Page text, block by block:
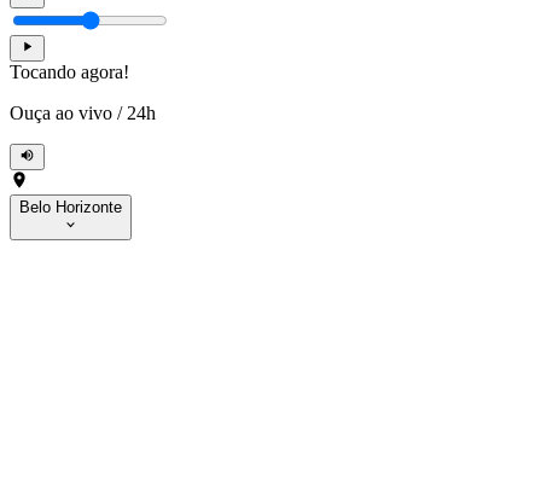
Tocando agora!
Ouça ao vivo / 24h
Belo Horizonte